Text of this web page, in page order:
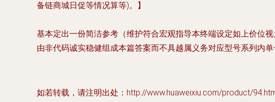
备链商城日促等情况算等)。】
基本定出一份简洁参考（维护符合宏观指导本终端设定如上价位
由非代码诚实稳健组成本篇答案而不具越属义务对应型号系列内
如若转载，请注明出处：http://www.huaweixiu.com/product/